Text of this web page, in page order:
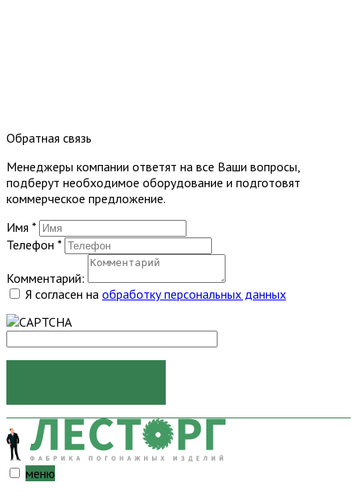
Обратная связь
Менеджеры компании ответят на все Ваши вопросы,
подберут необходимое оборудование и подготовят
коммерческое предложение.
Имя *
Телефон *
Комментарий:
Я согласен на обработку персональных данных
меню